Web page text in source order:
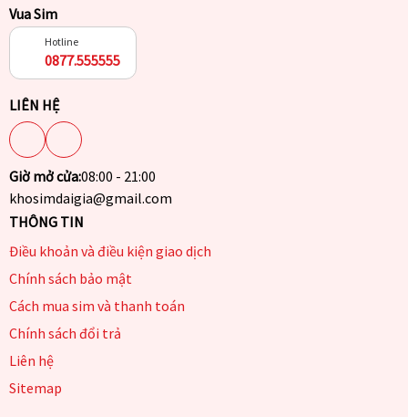
Vua Sim
Hotline
0877.555555
LIÊN HỆ
Giờ mở cửa:08:00 - 21:00
khosimdaigia@gmail.com
THÔNG TIN
Điều khoản và điều kiện giao dịch
Chính sách bảo mật
Cách mua sim và thanh toán
Chính sách đổi trả
Liên hệ
Sitemap